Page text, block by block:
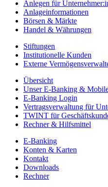
Anlegen für
Anlageinformationen
Börsen & Märkte
Handel & Währungen
Stiftungen
Institutionelle Kunden
Externe
Übersicht
Unser E-Banking &
E-Banking Login
Vertragsverwaltung für
TWINT für
Rechner & Hilfsmittel
E-Banking
Konten & Karten
Kontakt
Downloads
Rechner